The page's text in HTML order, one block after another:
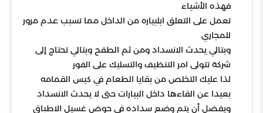
فهذه الأشياء
تعمل على التعلق ابلبياره من الداخل مما تسبب عدم مرور
للمجاري
وبتالي يحدث الانسداد ومن ثم الطفح وبتالي تحتاج إلى
شركة تتولى امر التنظيف والتسليك على الفور
لذا عليك التخلص من بقايا الطعام في كيس القمامه
بعيدا عن القاءها داخل البيارات حتى لا يحدث الانسداد
ويفضل أن يتم وضع سداده في حوض غسيل الاطباق